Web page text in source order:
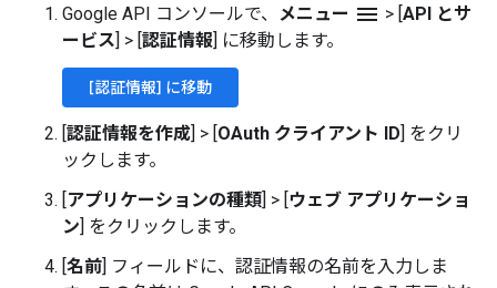
Google API コンソールで、 メニュー menu > API とサ
ービス > 認証情報 ] に移動します。
[認証情報] に移動
認証情報を作成 > OAuth クライアント ID ] をクリ
ックします。
アプリケーションの種類 > ウェブ アプリケーショ
ン ] をクリックします。
名前 ] フィールドに、認証情報の名前を入力しま